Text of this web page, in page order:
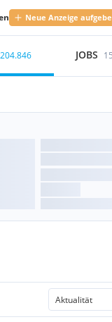
Neue Anzeige
204.846 JOBS